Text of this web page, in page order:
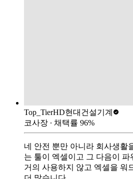
Top_TierHD현대건설기계
코사장 ∙ 채택률 96%
네 안전 뿐만 아니라 회사생활
는 툴이 엑셀이고 그 다음이
거의 사용하지 않고 엑셀을 워